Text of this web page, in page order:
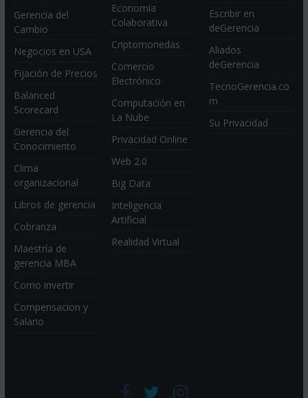
Gerencia del
Cambio
Negocios en USA
Fijación de Precios
Balanced
Scorecard
Gerencia del
Conocimiento
Clima
organizacional
Libros de gerencia
Cobranza
Maestría de
gerencia MBA
Como invertir
Compensacion y
Salario
Economia
Colaborativa
Criptomonedas
Comercio
Electrónico
Computación en
La Nube
Privacidad Online
Web 2.0
Big Data
Inteligencia
Artificial
Realidad Virtual
Escribir en
deGerencia
Aliados
deGerencia
TecnoGerencia.co
m
Su Privacidad